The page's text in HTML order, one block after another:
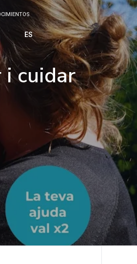
ES
i cuidar